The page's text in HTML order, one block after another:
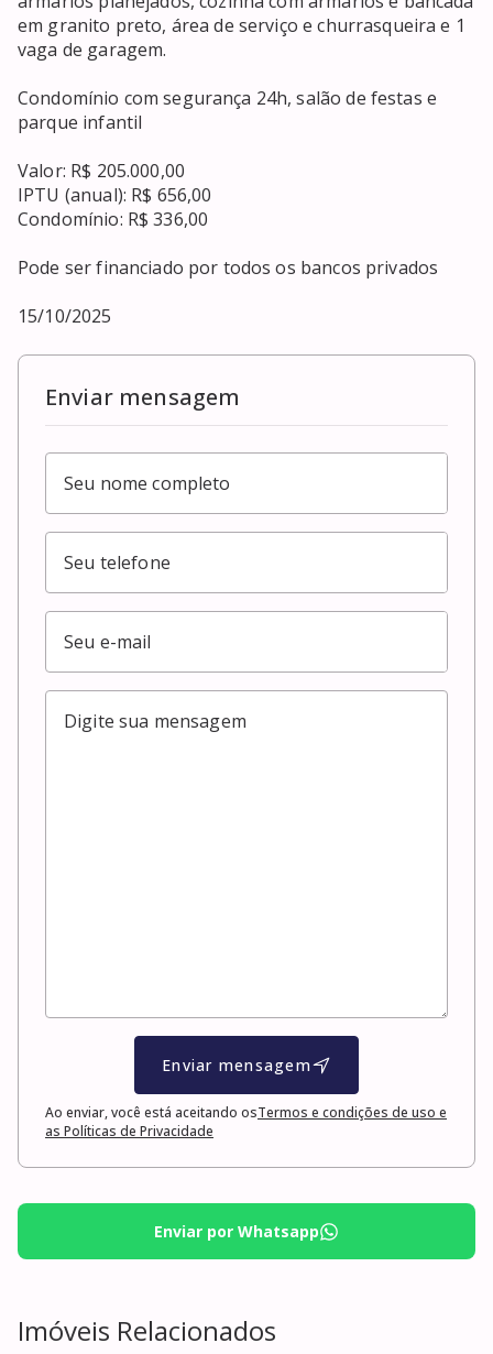
em granito preto, área de serviço e churrasqueira e 1
vaga de garagem.
Condomínio com segurança 24h, salão de festas e
parque infantil
Valor: R$ 205.000,00
IPTU (anual): R$ 656,00
Condomínio: R$ 336,00
Pode ser financiado por todos os bancos privados
15/10/2025
Enviar mensagem
Enviar mensagem
Ao enviar, você está aceitando osTermos e condições de uso e
as Políticas de Privacidade
Enviar por Whatsapp
Imóveis Relacionados